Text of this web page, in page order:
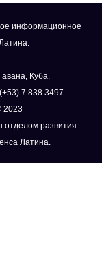
информационное
Куба.
7 838 3497
2023
отделом развития
Латина.